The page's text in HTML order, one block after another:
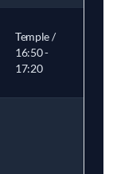
Temple /
16:50 -
17:20